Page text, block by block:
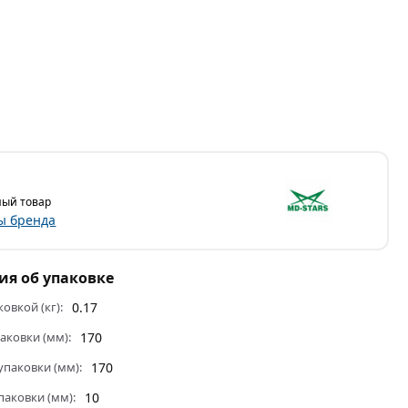
товар
бренда
об упаковке
(кг): 0.17
(мм): 170
(мм): 170
(мм): 10